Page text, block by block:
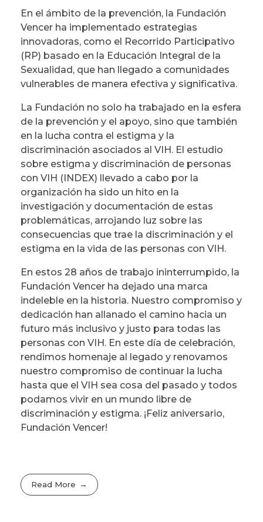
En el ámbito de la prevención, la Fundación
Vencer ha implementado estrategias
innovadoras, como el Recorrido Participativo
(RP) basado en la Educación Integral de la
Sexualidad, que han llegado a comunidades
vulnerables de manera efectiva y significativa.
La Fundación no solo ha trabajado en la esfera
de la prevención y el apoyo, sino que también
en la lucha contra el estigma y la
discriminación asociados al VIH. El estudio
sobre estigma y discriminación de personas
con VIH (INDEX) llevado a cabo por la
organización ha sido un hito en la
investigación y documentación de estas
problemáticas, arrojando luz sobre las
consecuencias que trae la discriminación y el
estigma en la vida de las personas con VIH.
En estos 28 años de trabajo ininterrumpido, la
Fundación Vencer ha dejado una marca
indeleble en la historia. Nuestro compromiso y
dedicación han allanado el camino hacia un
futuro más inclusivo y justo para todas las
personas con VIH. En este día de celebración,
rendimos homenaje al legado y renovamos
nuestro compromiso de continuar la lucha
hasta que el VIH sea cosa del pasado y todos
podamos vivir en un mundo libre de
discriminación y estigma. ¡Feliz aniversario,
Fundación Vencer!
Read More